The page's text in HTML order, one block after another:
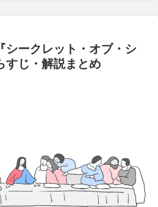
シークレット・オブ・シ
すじ・解説まとめ